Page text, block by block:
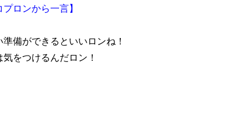
ロンから一言】
備ができるといいロンね！
をつけるんだロン！